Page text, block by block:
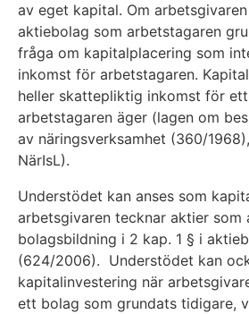
av eget kapital. Om
aktiebolag som arbetstagaren
fråga om kapitalplacering som
inkomst för arbetstagaren.
heller skattepliktig inkomst för
arbetstagaren äger (lagen om
av näringsverksamhet (360/
NärIsL).
Understödet kan anses som
arbetsgivaren tecknar aktier som
bolagsbildning i 2 kap. 1 § i
(624/2006). Understödet kan
kapitalinvestering när
ett bolag som grundats tidigare,